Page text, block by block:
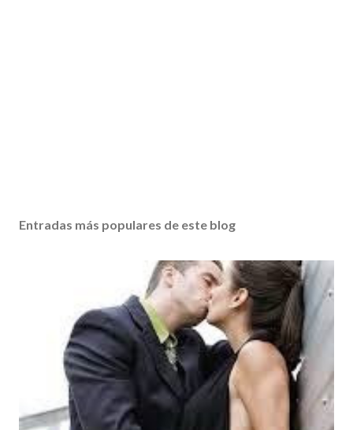
Entradas más populares de este blog